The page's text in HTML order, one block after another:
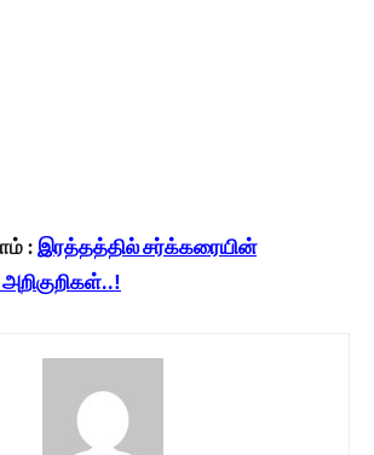
: இரத்தத்தில் சர்க்கரையின்